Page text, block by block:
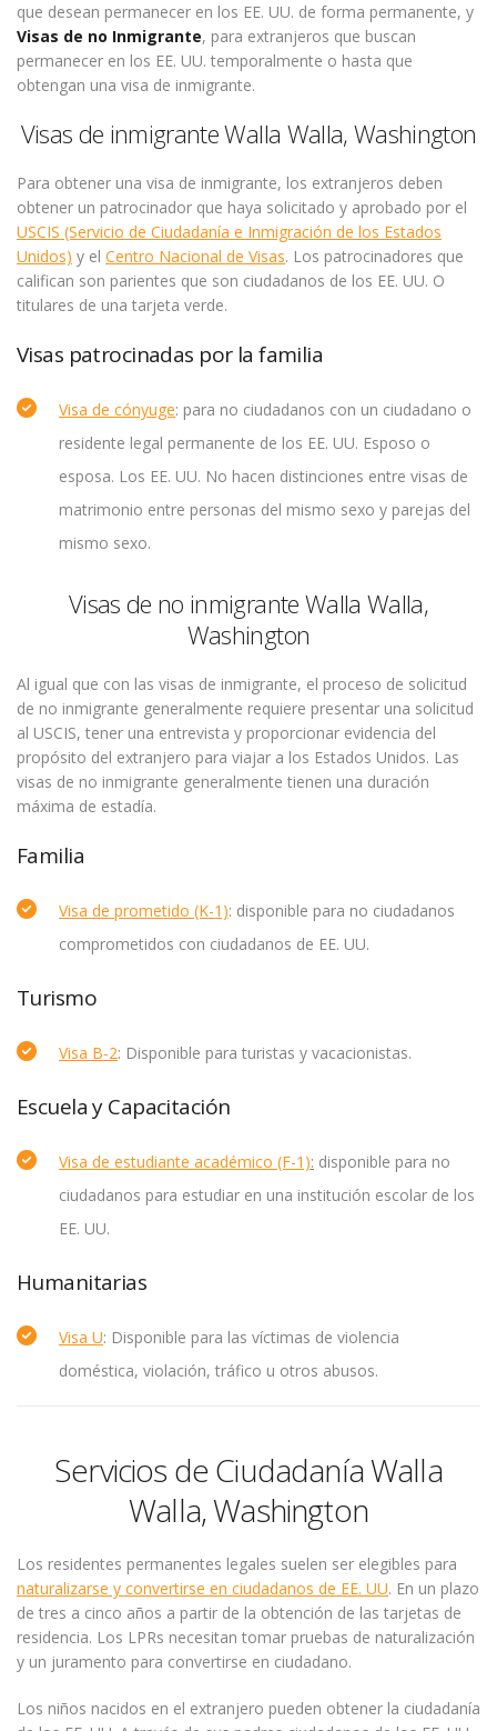
que desean permanecer en los EE. UU. de forma permanente, y
Visas de no Inmigrante, para extranjeros que buscan
permanecer en los EE. UU. temporalmente o hasta que
obtengan una visa de inmigrante.
Visas de inmigrante Walla Walla, Washington
Para obtener una visa de inmigrante, los extranjeros deben
obtener un patrocinador que haya solicitado y aprobado por el
USCIS (Servicio de Ciudadanía e Inmigración de los Estados
Unidos) y el Centro Nacional de Visas. Los patrocinadores que
califican son parientes que son ciudadanos de los EE. UU. O
titulares de una tarjeta verde.
Visas patrocinadas por la familia
Visa de cónyuge: para no ciudadanos con un ciudadano o
residente legal permanente de los EE. UU. Esposo o
esposa. Los EE. UU. No hacen distinciones entre visas de
matrimonio entre personas del mismo sexo y parejas del
mismo sexo.
Visas de no inmigrante Walla Walla,
Washington
Al igual que con las visas de inmigrante, el proceso de solicitud
de no inmigrante generalmente requiere presentar una solicitud
al USCIS, tener una entrevista y proporcionar evidencia del
propósito del extranjero para viajar a los Estados Unidos. Las
visas de no inmigrante generalmente tienen una duración
máxima de estadía.
Familia
Visa de prometido (K-1): disponible para no ciudadanos
comprometidos con ciudadanos de EE. UU.
Turismo
Visa B-2: Disponible para turistas y vacacionistas.
Escuela y Capacitación
Visa de estudiante académico (F-1): disponible para no
ciudadanos para estudiar en una institución escolar de los
EE. UU.
Humanitarias
Visa U: Disponible para las víctimas de violencia
doméstica, violación, tráfico u otros abusos.
Servicios de Ciudadanía Walla
Walla, Washington
Los residentes permanentes legales suelen ser elegibles para
naturalizarse y convertirse en ciudadanos de EE. UU. En un plazo
de tres a cinco años a partir de la obtención de las tarjetas de
residencia. Los LPRs necesitan tomar pruebas de naturalización
y un juramento para convertirse en ciudadano.
Los niños nacidos en el extranjero pueden obtener la ciudadanía